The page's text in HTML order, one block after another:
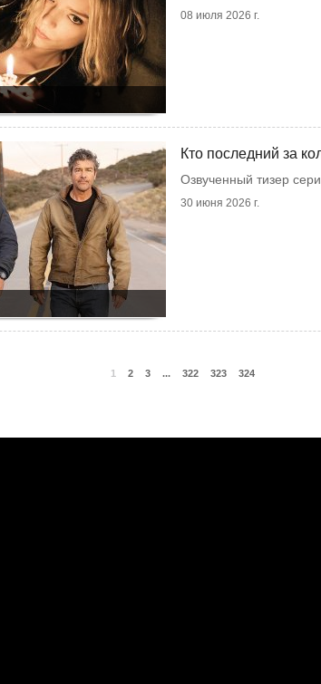
08 июля 2026 г.
Кто последний за
Озвученный тизер
30 июня 2026 г.
1 2 3 ... 322 323 324